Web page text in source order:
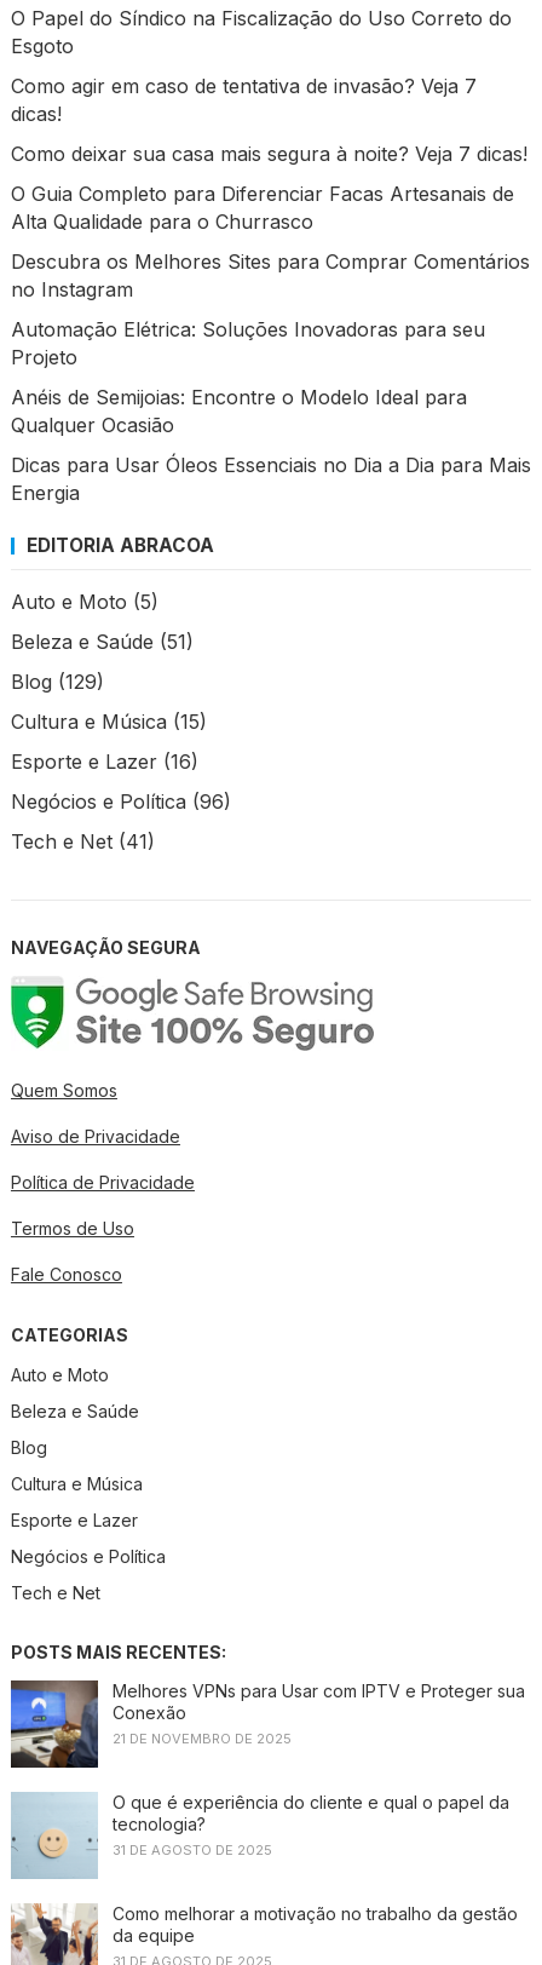
O Papel do Síndico na Fiscalização do Uso Correto do
Esgoto
Como agir em caso de tentativa de invasão? Veja 7
dicas!
Como deixar sua casa mais segura à noite? Veja 7 dicas!
O Guia Completo para Diferenciar Facas Artesanais de
Alta Qualidade para o Churrasco
Descubra os Melhores Sites para Comprar Comentários
no Instagram
Automação Elétrica: Soluções Inovadoras para seu
Projeto
Anéis de Semijoias: Encontre o Modelo Ideal para
Qualquer Ocasião
Dicas para Usar Óleos Essenciais no Dia a Dia para Mais
Energia
EDITORIA ABRACOA
Auto e Moto (5)
Beleza e Saúde (51)
Blog (129)
Cultura e Música (15)
Esporte e Lazer(16)
Negócios e Política (96)
Tech e Net(41)
NAVEGAÇÃO SEGURA
Quem Somos
Aviso de Privacidade
Política de Privacidade
Termos de Uso
Fale Conosco
CATEGORIAS
Auto e Moto
Beleza e Saúde
Blog
Cultura e Música
Esporte e Lazer
Negócios e Política
Tech e Net
POSTS MAIS RECENTES:
Melhores VPNs para Usar com IPTV e Proteger sua
Conexão
21 DE NOVEMBRO DE 2025
O que é experiência do cliente e qual o papel da
tecnologia?
31 DE AGOSTO DE 2025
Como melhorar a motivação no trabalho da gestão
da equipe
31 DE AGOSTO DE 2025